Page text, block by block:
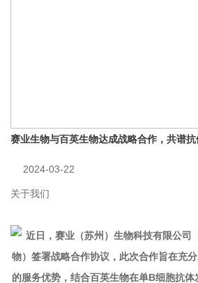
赛业生物与百英生物达成战略合作，共谱
2024-03-22
关于我们